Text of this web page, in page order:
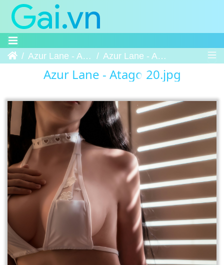
Trang chủAzur Lane - Atago Azur Lane - Atago 20
Azur Lane - Atago 20.jpg